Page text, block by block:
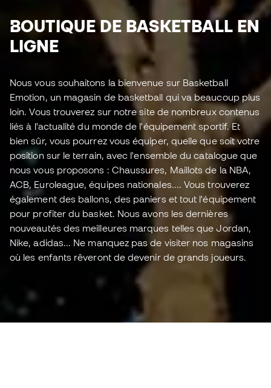
BOUTIQUE DE BASKETBALL EN
LIGNE
Nous vous souhaitons la bienvenue sur Basketball
Emotion, un magasin de basketball qui va beaucoup plus
loin. Vous trouverez sur notre site de nombreux contenus
liés à l'actualité du monde de l'équipement sportif. Et
bien sûr, vous pourrez vous équiper, quelle que soit votre
position sur le terrain, avec l'ensemble du catalogue que
nous vous proposons : Chaussures, Maillots de la NBA,
ACB, Euroleague, équipes nationales.... Vous trouverez
également des ballons, des paniers et tout l'équipement
pour profiter du basket. Nous avons les dernières
nouveautés des meilleures marques telles que Jordan,
Nike, adidas... Ne manquez pas de visiter nos magasins
où les enfants rêveront de devenir de grands joueurs.